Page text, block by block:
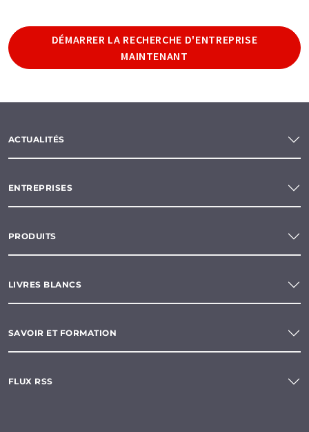
DÉMARRER LA RECHERCHE D'ENTREPRISE
MAINTENANT
ACTUALITÉS
ENTREPRISES
PRODUITS
LIVRES BLANCS
SAVOIR ET FORMATION
FLUX RSS